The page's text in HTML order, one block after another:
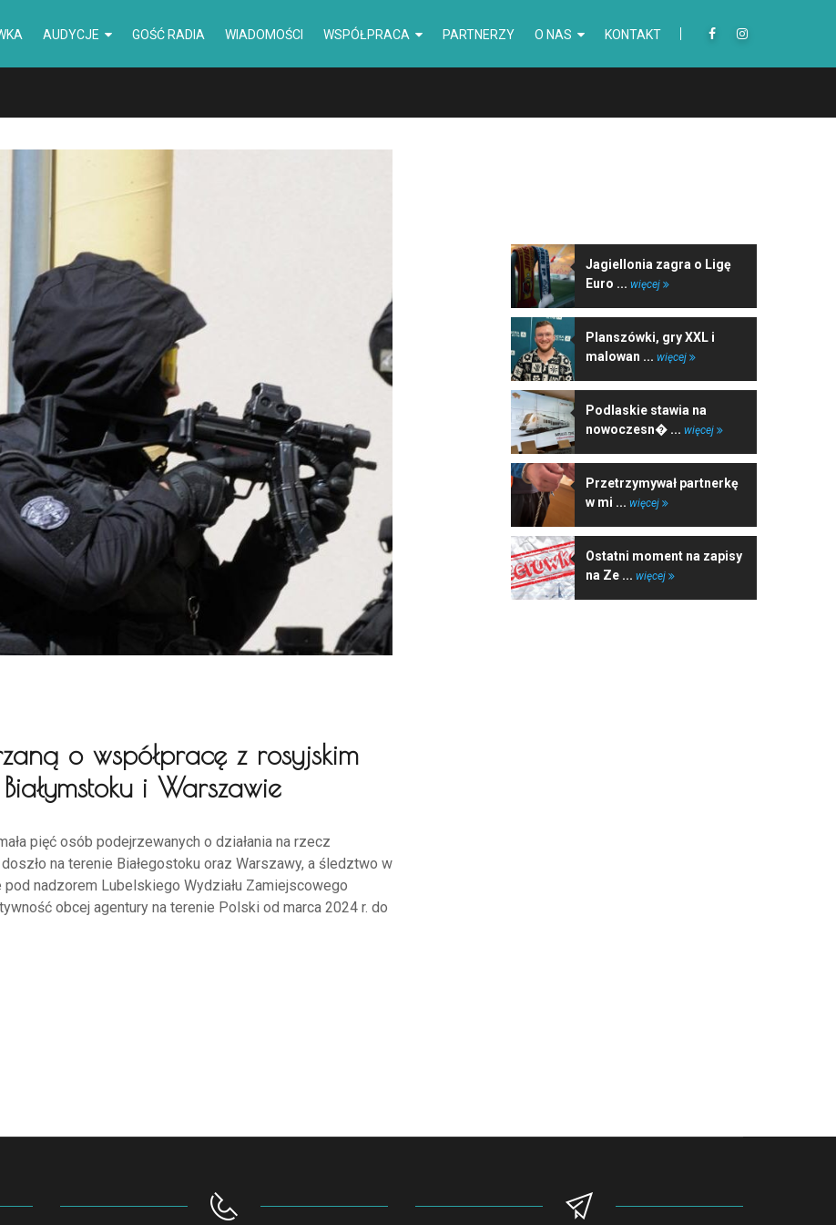
AUDYCJE GOŚĆ RADIA WIADOMOŚCI WSPÓŁPRACA PARTNERZY O NAS KONTAKT
o współpracę z rosyjskim
i Warszawie
pięć osób podejrzewanych o działania na rzecz
na terenie Białegostoku oraz Warszawy, a śledztwo w
nadzorem Lubelskiego Wydziału Zamiejscowego
obcej agentury na terenie Polski od marca 2024 r. do
Jagiellonia zagra o Ligę
Euro ... więcej
Planszówki, gry XXL i
malowan ... więcej
Podlaskie stawia na
nowoczesn� ... więcej
Przetrzymywał partnerkę
w mi ... więcej
Ostatni moment na zapisy
na Ze ... więcej